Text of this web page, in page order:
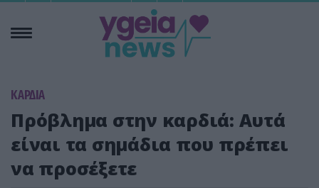
KΑΡΔΙΑ
Πρόβλημα στην καρδιά: Aυτά
είναι τα σημάδια που πρέπει
να προσέξετε